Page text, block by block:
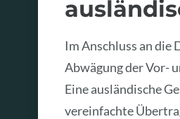
Im Anschluss an die
Abwägung der Vor-
Eine ausländische
vereinfachte